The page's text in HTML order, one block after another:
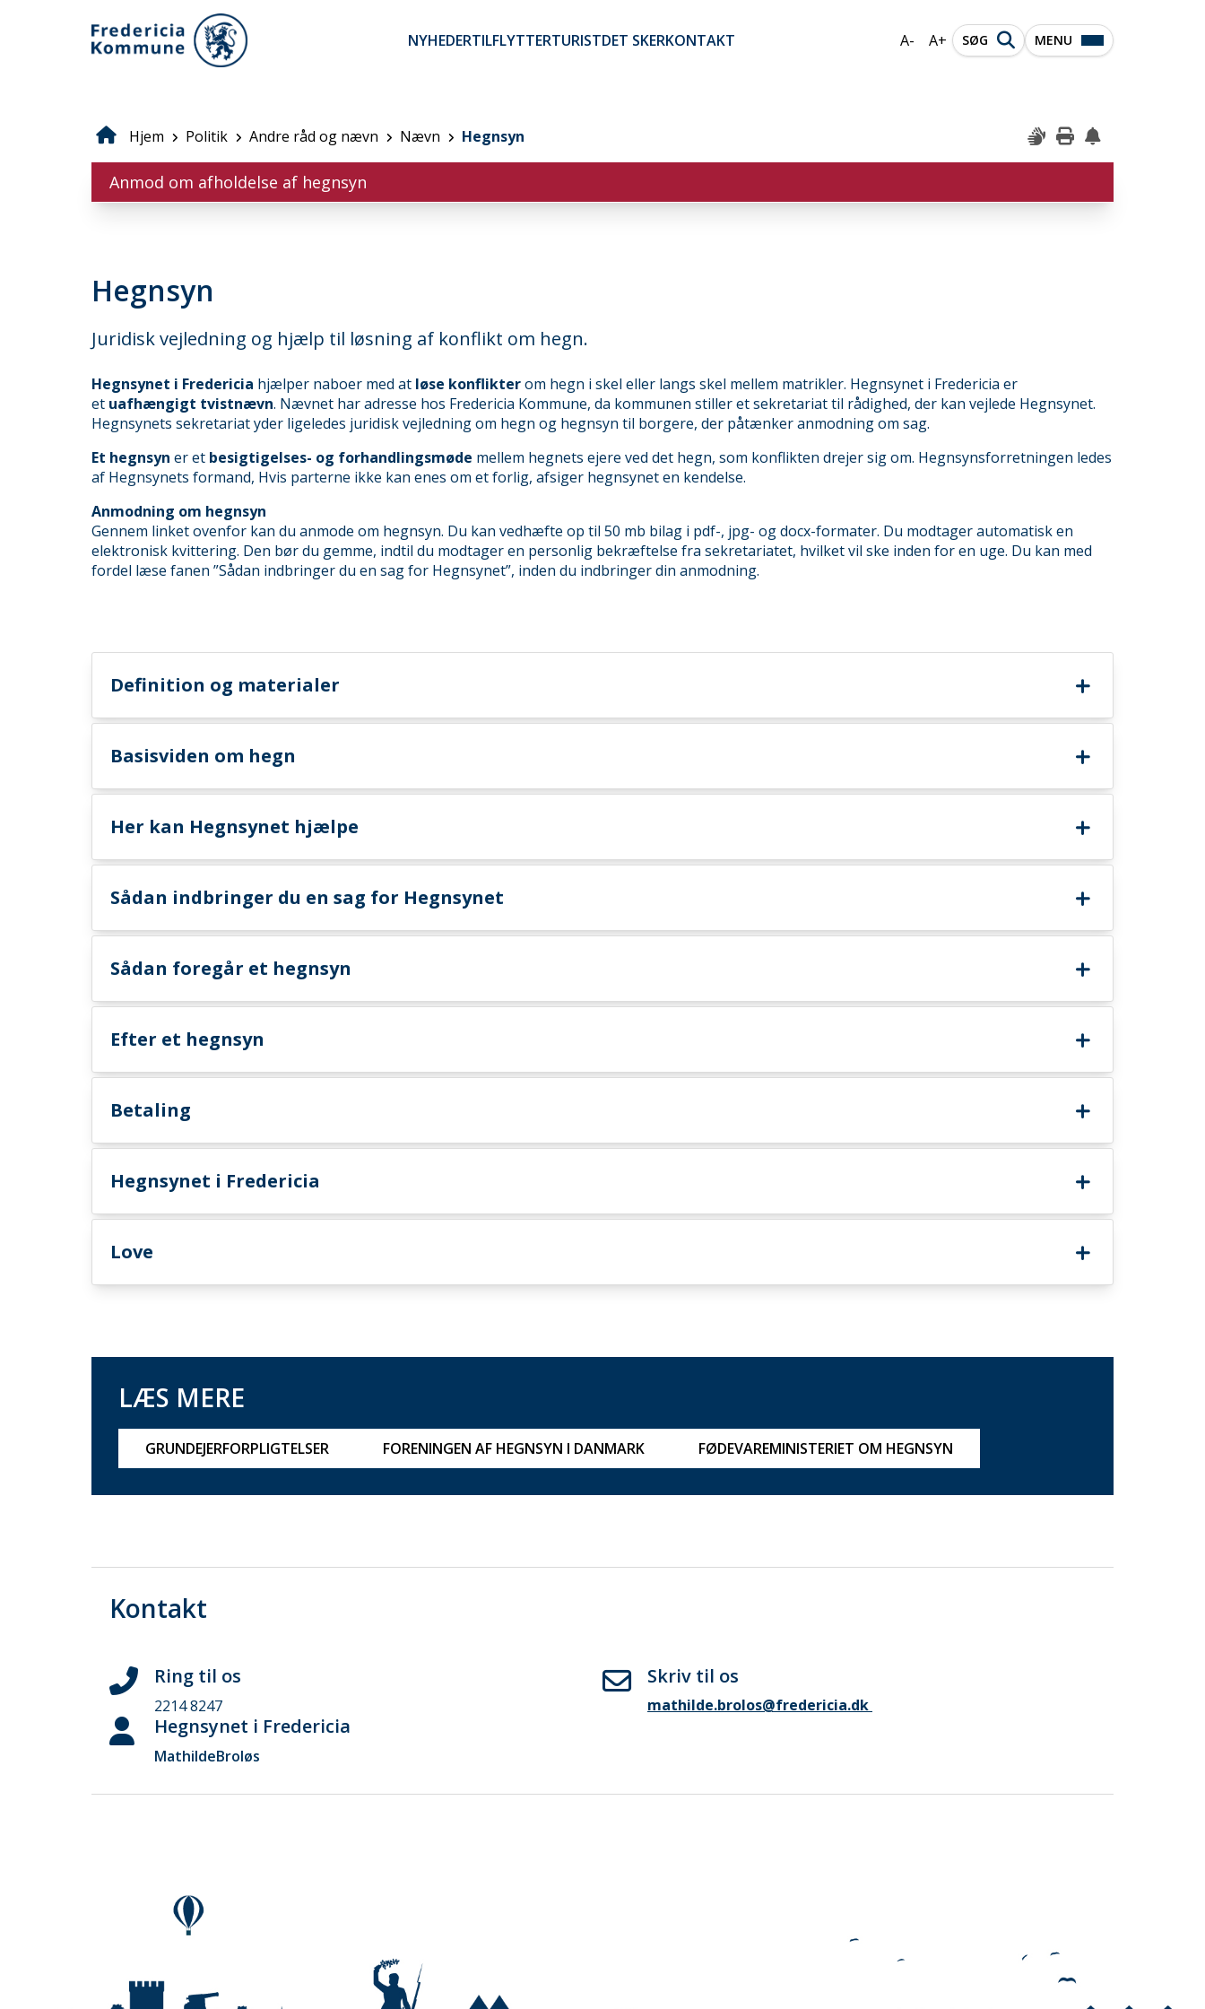
NYHEDERTILFLYTTERTURISTDET SKERKONTAKT A- A+ SØG MENU
Brødkrumme
Hjem Politik Andre råd og nævn Nævn Hegnsyn
Anmod om afholdelse af hegnsyn
Hegnsyn
Juridisk vejledning og hjælp til løsning af konflikt om hegn.
Hegnsynet i Fredericia hjælper naboer med at løse konflikterom hegn i skel eller langs skel mellem matrikler. Hegnsynet i Fredericia er
et uafhængigt tvistnævn. Nævnet har adresse hos Fredericia Kommune, da kommunen stiller et sekretariat til rådighed, der kan vejlede Hegnsynet.
Hegnsynets sekretariat yder ligeledes juridisk vejledning om hegn og hegnsyn til borgere, der påtænker anmodning om sag.
Et hegnsyn er et besigtigelses- og forhandlingsmøde mellem hegnets ejere ved det hegn, som konflikten drejer sig om. Hegnsynsforretningen ledes
af Hegnsynets formand, Hvis parterne ikke kan enes om et forlig, afsiger hegnsynet en kendelse.
Anmodning om hegnsyn
Gennem linket ovenfor kan du anmode om hegnsyn. Du kan vedhæfte op til 50 mb bilag i pdf-, jpg- og docx-formater. Du modtager automatisk en
elektronisk kvittering. Den bør du gemme, indtil du modtager en personlig bekræftelse fra sekretariatet, hvilket vil ske inden for en uge. Du kan med
fordel læse fanen ”Sådan indbringer du en sag for Hegnsynet”, inden du indbringer din anmodning.
Definition og materialer
Basisviden om hegn
Her kan Hegnsynet hjælpe
Sådan indbringer du en sag for Hegnsynet
Sådan foregår et hegnsyn
Efter et hegnsyn
Betaling
Hegnsynet i Fredericia
Love
LÆS MERE
GRUNDEJERFORPLIGTELSER FORENINGEN AF HEGNSYN I DANMARK FØDEVAREMINISTERIET OM HEGNSYN
Kontakt
Ring til os
2214 8247
Skriv til os
mathilde.brolos@fredericia.dk
Hegnsynet i Fredericia
MathildeBroløs